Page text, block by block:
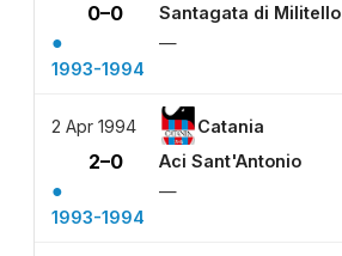
0–0 Santagata di Militello
●
—
1993-1994
2 Apr 1994 Catania
2–0 Aci Sant'Antonio
●
—
1993-1994